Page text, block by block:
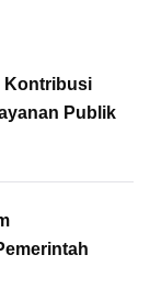
Kontribusi
Publik